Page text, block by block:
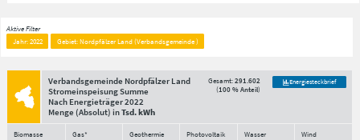
Aktive Filter
Jahr: 2022
Gebiet: Nordpfälzer Land (Verbandsgemeinde )
Verbandsgemeinde Nordpfälzer Land
Stromeinspeisung Summe
Nach Energieträger2022
Menge(Absolut) inTsd. kWh
Gesamt:291.602
(100 % Anteil)
Energiesteckbrief
Biomasse Gas* Geothermie Photovoltaik Wasser Wind